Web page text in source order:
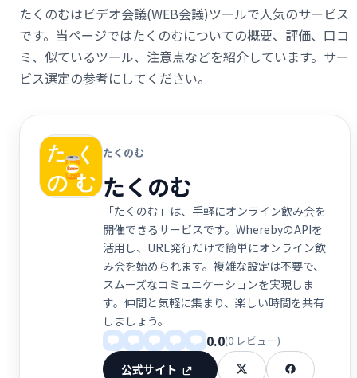
たくのむはビデオ会議(WEB会議)ツールで人気のサービス
です。当ページではたくのむについての概要、評価、口コ
ミ、似ているツール、注意点などを紹介しています。サー
ビス選定の参考にしてください。
たくのむ
たくのむ
「たくのむ」は、手軽にオンライン飲み会を
開催できるサービスです。WherebyのAPIを
活用し、URL発行だけで簡単にオンライン飲
み会を始められます。複雑な設定は不要で、
スムーズなコミュニケーションを実現しま
す。仲間と気軽に集まり、楽しい時間を共有
しましょう。
0.0(0 レビュー)
公式サイト